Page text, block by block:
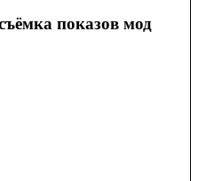
показов мод